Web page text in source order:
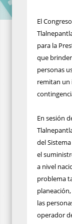
El
para la
que
personas
remitan un
En sesión
del
el
a nivel
problema
las
operador